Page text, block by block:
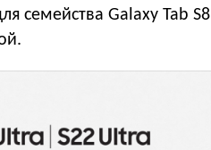
семейства Galaxy Tab S8